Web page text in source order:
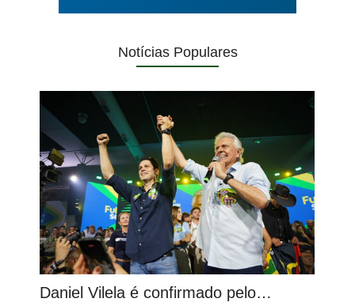
Notícias Populares
Daniel Vilela é confirmado pelo…